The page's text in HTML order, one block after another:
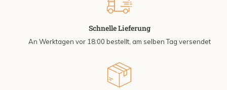
Schnelle Lieferung
An Werktagen vor 18:00 bestellt, am selben Tag versendet